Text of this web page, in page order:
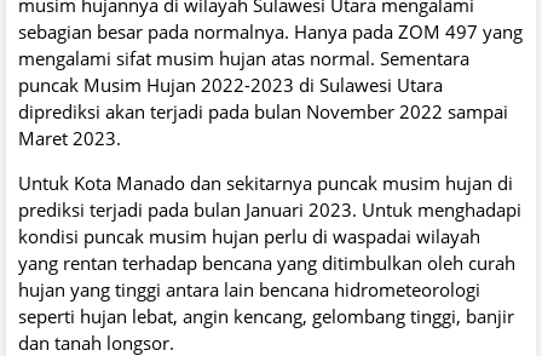
sebagian besar pada normalnya. Hanya pada ZOM 497 yang
mengalami sifat musim hujan atas normal. Sementara
puncak Musim Hujan 2022-2023 di Sulawesi Utara
diprediksi akan terjadi pada bulan November 2022 sampai
Maret 2023.
Untuk Kota Manado dan sekitarnya puncak musim hujan di
prediksi terjadi pada bulan Januari 2023. Untuk menghadapi
kondisi puncak musim hujan perlu di waspadai wilayah
yang rentan terhadap bencana yang ditimbulkan oleh curah
hujan yang tinggi antara lain bencana hidrometeorologi
seperti hujan lebat, angin kencang, gelombang tinggi, banjir
dan tanah longsor.